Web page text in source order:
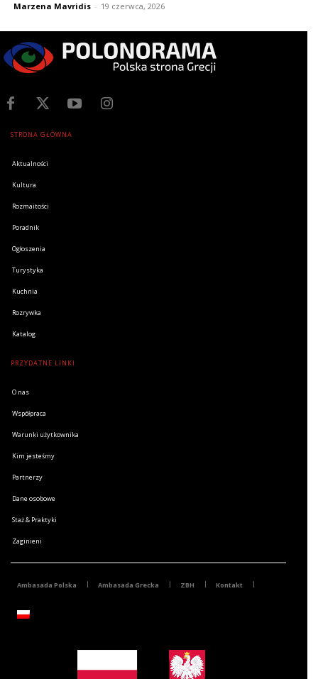
Marzena Mavridis - 19 czerwca, 2026
STRONA GŁÓWNA
Aktualności
Kultura
Rozmaitości
Poradnik
Ogłoszenia
Turystyka
Kuchnia
Rozrywka
Katalog
PRZYDATNE LINKI
O nas
Współpraca
Warunki użytkownika
Kim jesteśmy
Partnerzy
Dane osobowe
Staż & Praktyki
Zaginieni
Ambasada Polska Ambasada Grecka ZBH Kontakt